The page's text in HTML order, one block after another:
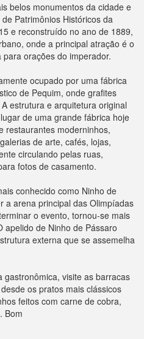
belos monumentos da cidade e
Patrimônios Históricos da
e reconstruído no ano de 1889,
onde a principal atração é o
orações do imperador.
ocupado por uma fábrica
de Pequim, onde grafites
estrutura e arquitetura original
de uma grande fábrica hoje
restaurantes moderninhos,
de arte, cafés, lojas,
circulando pelas ruas,
fotos de casamento.
conhecido como Ninho de
a arena principal das Olimpíadas
o evento, tornou-se mais
apelido de Ninho de Pássaro
externa que se assemelha
gastronômica, visite as barracas
os pratos mais clássicos
feitos com carne de cobra,
Bom